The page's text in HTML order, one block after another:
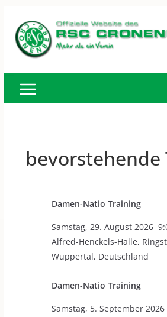
Inhalt
springen
bevorstehende
Damen-Natio Training
Samstag, 29. August 2026
Alfred-Henckels-Halle,
Wuppertal, Deutschland
Damen-Natio Training
Samstag, 5. September 2026